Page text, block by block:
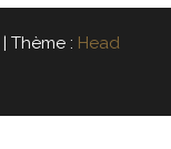
Thème : Head